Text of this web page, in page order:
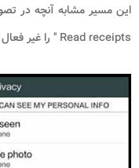
این مسیر مشابه آنچه در
Read receipts " را غیر